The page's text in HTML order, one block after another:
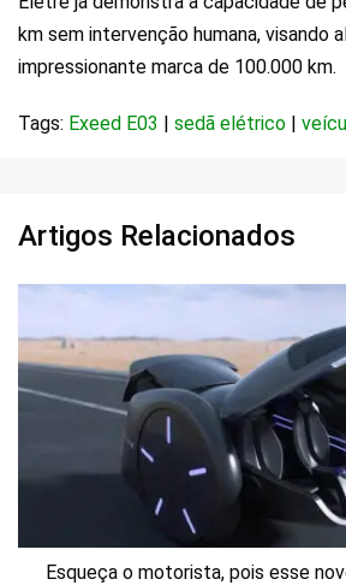
km sem intervenção humana, visando
impressionante marca de 100.000 km.
Tags: Exeed E03 sedã elétrico
Artigos Relacionados
Esqueça o motorista, pois esse